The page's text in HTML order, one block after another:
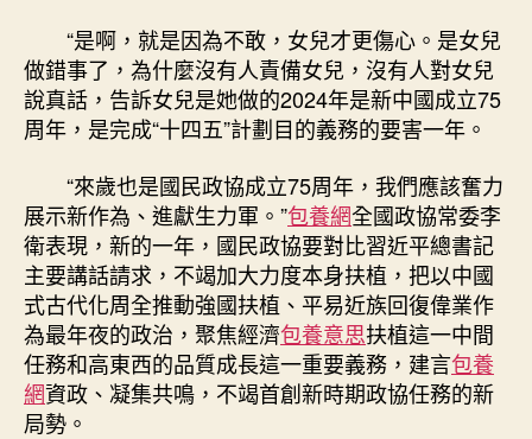
“是啊，就是因為不敢，女兒才更傷心。是女兒
做錯事了，為什麼沒有人責備女兒，沒有人對女兒
說真話，告訴女兒是她做的2024年是新中國成立75
周年，是完成“十四五”計劃目的義務的要害一年。
“來歲也是國民政協成立75周年，我們應該奮力
展示新作為、進獻生力軍。”包養網全國政協常委李
衛表現，新的一年，國民政協要對比習近平總書記
主要講話請求，不竭加大力度本身扶植，把以中國
式古代化周全推動強國扶植、平易近族回復偉業作
為最年夜的政治，聚焦經濟包養意思扶植這一中間
任務和高東西的品質成長這一重要義務，建言包養
網資政、凝集共鳴，不竭首創新時期政協任務的新
局勢。